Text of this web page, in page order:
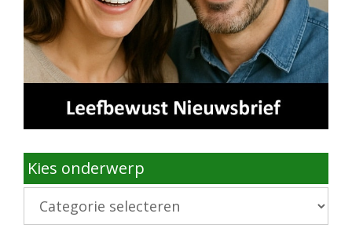
Kies onderwerp
Kies
onderwerp